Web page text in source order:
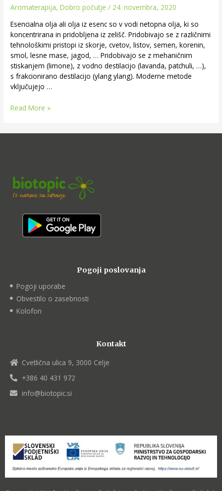
Aromaterapija,Dobro počutje / 24. novembra, 2020
Esencialna olja ali olja iz esenc so v vodi netopna olja, ki so
koncentrirana in pridobljena iz zelišč. Pridobivajo se z različnimi
tehnološkimi pristopi iz skorje, cvetov, listov, semen, korenin,
smol, lesne mase, jagod, … Pridobivajo se z mehaničnim
stiskanjem (limone), z vodno destilacijo (lavanda, patchuli, …),
s frakcionirano destilacijo (ylang ylang). Moderne metode
vključujejo …
Read More »
Pogoji poslovanja
Pogoji uporabe
Obvestilo o zasebnosti
Kolofon
Kontakt
Cvetlična ulica 9, 3000 Celje
+386 40 431 972
info@biotopic.si